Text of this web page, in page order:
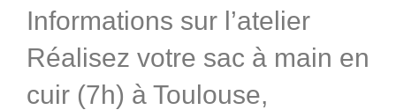
Informations sur l’atelier
Réalisez votre sac à main en
cuir (7h) à Toulouse,